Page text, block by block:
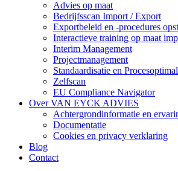
Advies op maat
Bedrijfsscan Import / Export
Exportbeleid en -procedures
Interactieve training op maat
Interim Management
Projectmanagement
Standaardisatie en
Zelfscan
EU Compliance Navigator
Over VAN EYCK ADVIES
Achtergrondinformatie en
Documentatie
Cookies en privacy verklaring
Blog
Contact